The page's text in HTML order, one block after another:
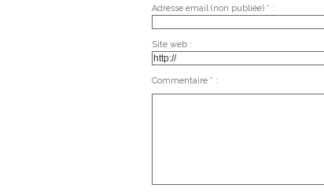
Adresse email (non publiée) * :
Site web :
Commentaire * :